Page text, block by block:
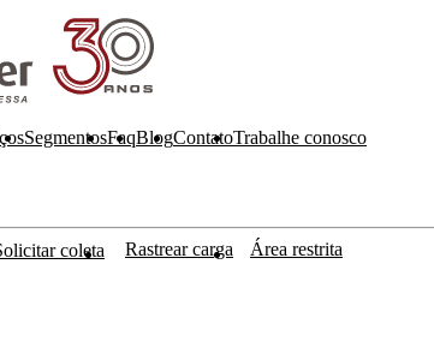
SegmentosFaqBlogContatoTrabalhe conosco
coleta Rastrear carga Área restrita